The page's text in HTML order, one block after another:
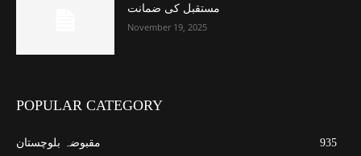
مستقبل کی ضمانت
November 19, 2025
POPULAR CATEGORY
مقبوضہ بلوچستان
935